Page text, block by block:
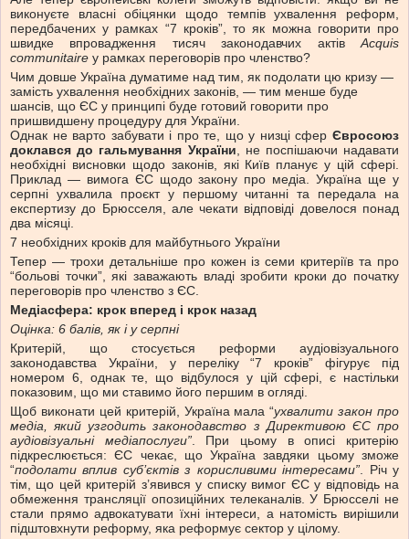
виконуєте власні обіцянки щодо темпів ухвалення реформ,
передбачених у рамках “7 кроків”, то як можна говорити про
швидке впровадження тисяч законодавчих актівAcquis
communitaire у рамках переговорів про членство?
Чим довше Україна думатиме над тим, як подолати цю кризу —
замість ухвалення необхідних законів, — тим менше буде
шансів, що ЄС у принципі буде готовий говорити про
пришвидшену процедуру для України.
Однак не варто забувати і про те, що у низці сфер Євросоюз
доклався до гальмування України, не поспішаючи надавати
необхідні висновки щодо законів, які Київ планує у цій сфері.
Приклад — вимога ЄС щодо закону про медіа. Україна ще у
серпні ухвалила проєкт у першому читанні та передала на
експертизу до Брюсселя, але чекати відповіді довелося понад
два місяці.
7 необхідних кроків для майбутнього України
Тепер — трохи детальніше про кожен із семи критеріїв та про
“больові точки”, які заважають владі зробити кроки до початку
переговорів про членство з ЄС.
Медіасфера: крок вперед і крок назад
Оцінка: 6 балів, як і у серпні
Критерій, що стосується реформи аудіовізуального
законодавства України, у переліку “7 кроків” фігурує під
номером 6, однак те, що відбулося у цій сфері, є настільки
показовим, що ми ставимо його першим в огляді.
Щоб виконати цей критерій, Україна мала “ухвалити закон про
медіа, який узгодить законодавство з Директивою ЄС про
аудіовізуальні медіапослуги”. При цьому в описі критерію
підкреслюється: ЄС чекає, що Україна завдяки цьому зможе
“подолати вплив суб’єктів з корисливими інтересами”. Річ у
тім, що цей критерій з’явився у списку вимог ЄС у відповідь на
обмеження трансляції опозиційних телеканалів. У Брюсселі не
стали прямо адвокатувати їхні інтереси, а натомість вирішили
підштовхнути реформу, яка реформує сектор у цілому.